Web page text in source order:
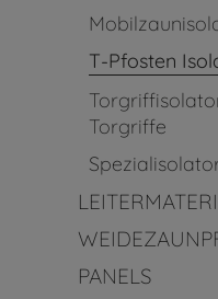
T-Pfosten
Torgriffe
PANELS